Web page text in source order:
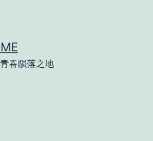
春陨落之地